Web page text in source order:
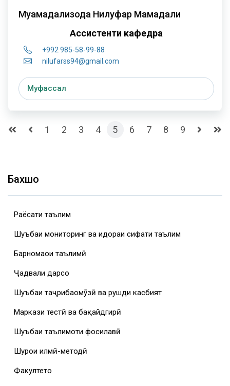
Муҳамадализода Нилуфар Маҳмадали
Ассистенти кафедра
+992 985-58-99-88
nilufarss94@gmail.com
Муфассал
1 2 3 4 5 6 7 8 9
Бахшҳо
Раёсати таълим
Шуъбаи мониторинг ва идораи сифати таълим
Барномаҳои таълимӣ
Ҷадвали дарсҳо
Шуъбаи таҷрибаомӯзӣ ва рушди касбият
Маркази тестӣ ва бақайдгирӣ
Шуъбаи таълимоти фосилавӣ
Шурои илмӣ-методӣ
Факултетҳо